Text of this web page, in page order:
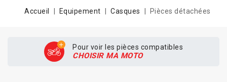
Accueil Equipement Casques Pièces détachées
Pour voir les pièces compatibles
CHOISIR MA MOTO